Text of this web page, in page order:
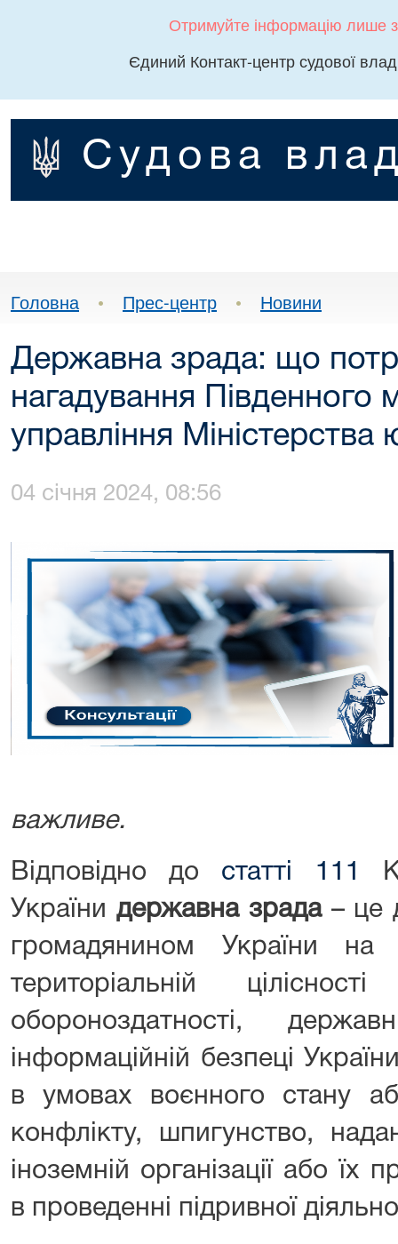
Отримуйте інформацію лише
Єдиний Контакт-центр судової
Судова
Головна • Прес-центр • Новини
Державна зрада: що
нагадування Південного
управління Міністерства
04 січня 2024, 08:56
важливе.
Відповідно до статті 111
України державна зрада– це
громадянином України на
територіальній
обороноздатності,
інформаційній безпеці
в умовах воєнного стану
конфлікту, шпигунство,
іноземній організації або їх
в проведенні підривної